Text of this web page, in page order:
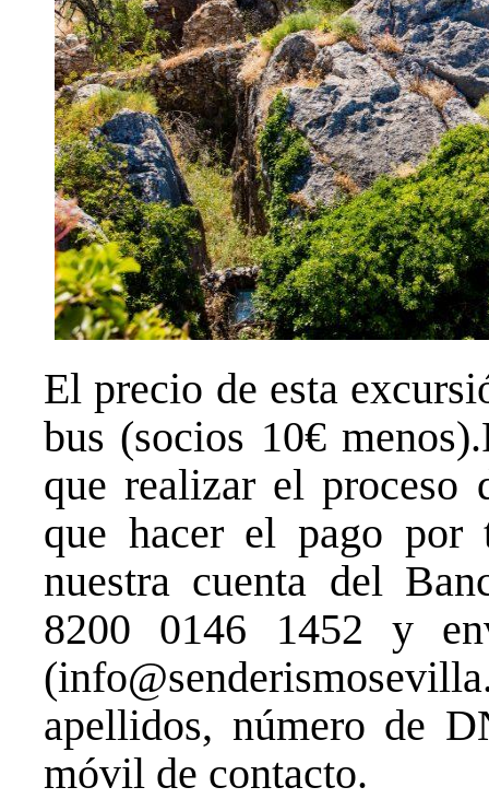
El precio de esta
bus (socios 10€
que realizar el proceso
que hacer el pago por
nuestra cuenta del
8200 0146 1452 y
apellidos, número de
móvil de contacto.